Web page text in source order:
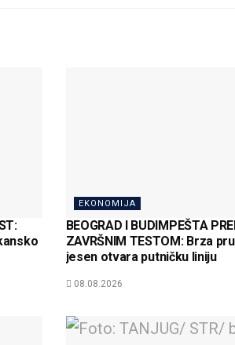
EKONOMIJA
BEOGRAD I BUDIMPEŠTA
ZAVRŠNIM TESTOM: Brza
jesen otvara putničku liniju
08.08.2026